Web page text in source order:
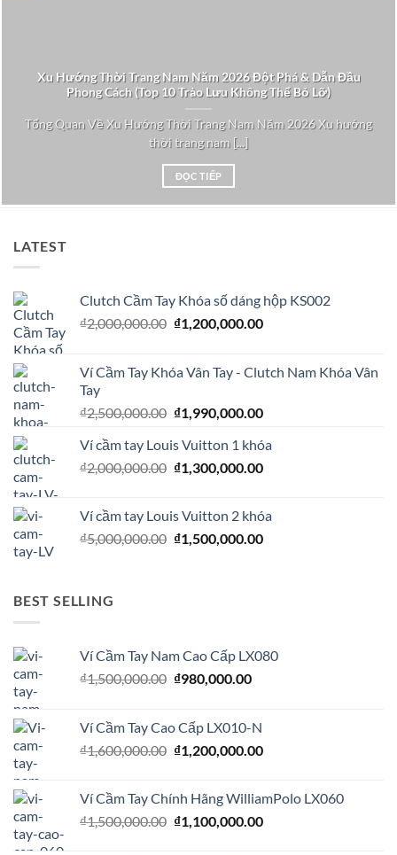
Xu Hướng Thời Trang Nam Năm 2026 Đột Phá & Dẫn Đầu
Phong Cách (Top 10 Trào Lưu Không Thể Bỏ Lỡ)
Tổng Quan Về Xu Hướng Thời Trang Nam Năm 2026 Xu hướng
thời trang nam [...]
ĐỌC TIẾP
LATEST
Clutch Cầm Tay Khóa số dáng hộp KS002
₫2,000,000.00 ₫1,200,000.00
Ví Cầm Tay Khóa Vân Tay - Clutch Nam Khóa Vân
Tay
₫2,500,000.00 ₫1,990,000.00
Ví cầm tay Louis Vuitton 1 khóa
₫2,000,000.00 ₫1,300,000.00
Ví cầm tay Louis Vuitton 2 khóa
₫5,000,000.00 ₫1,500,000.00
BEST SELLING
Ví Cầm Tay Nam Cao Cấp LX080
₫1,500,000.00 ₫980,000.00
Ví Cầm Tay Cao Cấp LX010-N
₫1,600,000.00 ₫1,200,000.00
Ví Cầm Tay Chính Hãng WilliamPolo LX060
₫1,500,000.00 ₫1,100,000.00